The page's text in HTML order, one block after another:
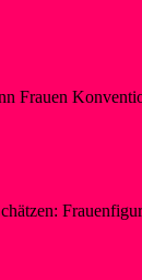
Frauen